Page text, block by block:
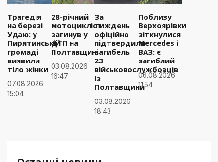
Трагедія
на березі
Удаю: у
Пирятинській
громаді
виявили
тіло жінки
07.08.2026
15:04
28-річний
мотоцикліст
загинув у
ДТП на
Полтавщині
03.08.2026
16:47
За
тиждень
офіційно
підтвердили
загибель
23
військовослужбовців
із
Полтавщини
03.08.2026
18:43
Поблизу
Верхоярівки
зіткнулися
Mercedes і
ВАЗ: є
загиблий
06.08.2026
11:54